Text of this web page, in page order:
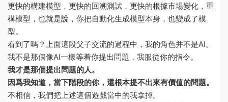
更快的構建模型，更快的回溯測試，更快的根據市場變化，重
構模型，也就是說，你把自動化生成模型本身，也變成了模
型。
看到了嗎？上面這段父子交流的過程中，我的角色并不是AI。
我不是那個像AI一樣等着你提出問題，我服從你的指令。
我才是那個提出問題的人。
因爲我知道，當下階段的你，還根本提不出來有價值的問題。
不相信，我們把上述這個遊戲當中的我拿掉。